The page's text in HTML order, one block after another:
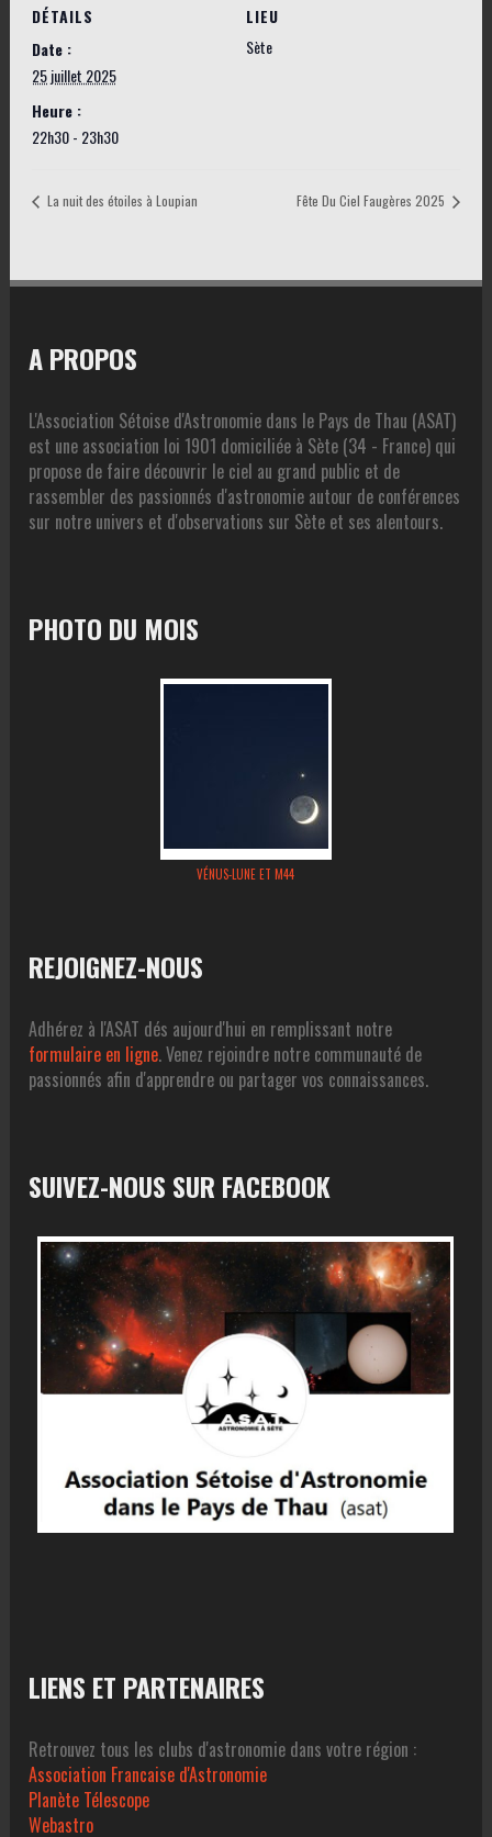
DÉTAILS
Date :
25 juillet 2025
Heure :
22h30 - 23h30
LIEU
Sète
La nuit des étoiles à Loupian Fête Du Ciel Faugères 2025
A PROPOS
L'Association Sétoise d'Astronomie dans le Pays de Thau (ASAT)
est une association loi 1901 domiciliée à Sète (34 - France) qui
propose de faire découvrir le ciel au grand public et de
rassembler des passionnés d'astronomie autour de conférences
sur notre univers et d'observations sur Sète et ses alentours.
PHOTO DU MOIS
VÉNUS-LUNE ET M44
REJOIGNEZ-NOUS
Adhérez à l'ASAT dés aujourd'hui en remplissant notre
formulaire en ligne. Venez rejoindre notre communauté de
passionnés afin d'apprendre ou partager vos connaissances.
SUIVEZ-NOUS SUR FACEBOOK
LIENS ET PARTENAIRES
Retrouvez tous les clubs d'astronomie dans votre région :
Association Francaise d'Astronomie
Planète Télescope
Webastro